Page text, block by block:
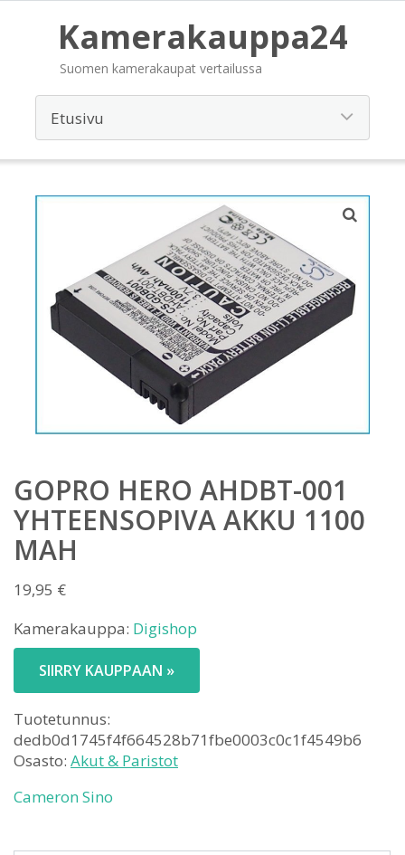
Kamerakauppa24
Suomen kamerakaupat vertailussa
GOPRO HERO AHDBT-001
YHTEENSOPIVA AKKU 1100
MAH
19,95 €
Kamerakauppa: Digishop
SIIRRY KAUPPAAN »
Tuotetunnus:
dedb0d1745f4f664528b71fbe0003c0c1f4549b6
Osasto: Akut & Paristot
Cameron Sino